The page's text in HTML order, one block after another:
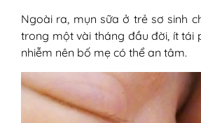
Ngoài ra, mụn sữa ở trẻ sơ sinh
trong một vài tháng đầu đời, ít tái
nhiễm nên bố mẹ có thể an tâm.